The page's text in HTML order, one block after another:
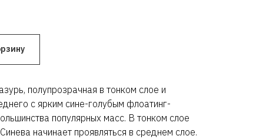
полупрозрачная в тонком слое и
с ярким сине-голубым флоатинг-
популярных масс. В тонком слое
начинает проявляться в среднем слое.